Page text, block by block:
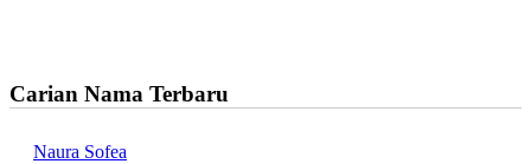
Carian Nama Terbaru
Naura Sofea